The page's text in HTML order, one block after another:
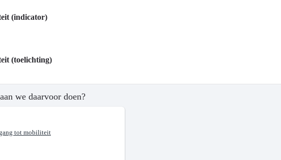
(indicator)
(toelichting)
we daarvoor doen?
tot mobiliteit